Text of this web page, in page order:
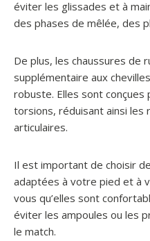
éviter les glissades et à
des phases de mêlée, des
De plus, les chaussures de
supplémentaire aux
robuste. Elles sont
torsions, réduisant ainsi les
articulaires.
Il est important de choisir
adaptées à votre pied et à
vous qu’elles sont
éviter les ampoules ou les
le match.